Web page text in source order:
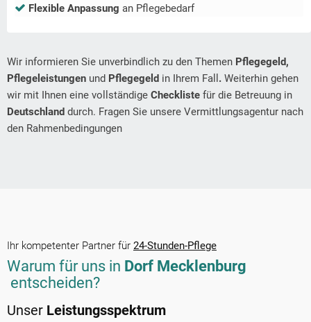
Flexible Anpassung an Pflegebedarf
Wir informieren Sie unverbindlich zu den Themen Pflegegeld,
Pflegeleistungen und Pflegegeld in Ihrem Fall . Weiterhin gehen
wir mit Ihnen eine vollständige Checkliste für die Betreuung in
Deutschland durch. Fragen Sie unsere Vermittlungsagentur nach
den Rahmenbedingungen
Ihr kompetenter Partner für 24-Stunden-Pflege
Warum für uns in Dorf Mecklenburg
entscheiden?
Unser Leistungsspektrum